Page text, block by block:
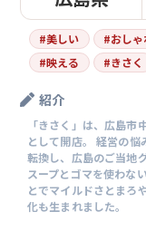
#美しい #おし
#映える #きさく
紹介
「きさく」は、広島
として開店。 経営の
転換し、広島のご当地
スープとゴマを使わな
とでマイルドさとまろ
化も生まれました。